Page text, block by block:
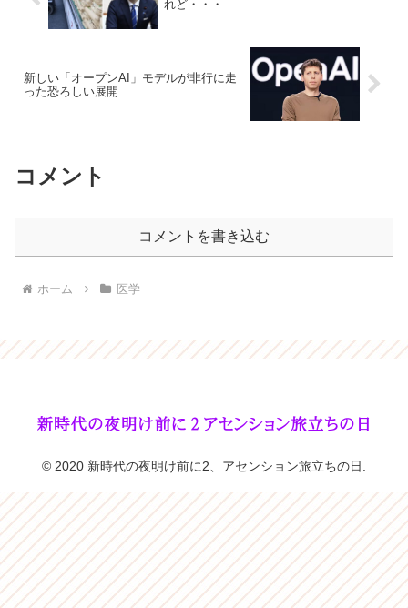
れど・・・
新しい「オープンAI」モデルが非行に走
った恐ろしい展開
コメント
コメントを書き込む
ホーム 医学
© 2020 新時代の夜明け前に2、アセンション旅立ちの日.